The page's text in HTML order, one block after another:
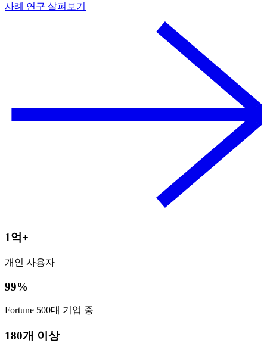
사례 연구 살펴보기
1억+
개인 사용자
99%
Fortune 500대 기업 중
180개 이상